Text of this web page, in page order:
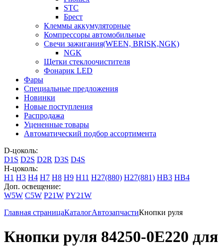
STC
Брест
Клеммы аккумуляторные
Компрессоры автомобильные
Свечи зажигания(WEEN, BRISK,NGK)
NGK
Щетки стеклоочистителя
Фонарик LED
Фары
Специальные предложения
Новинки
Новые поступления
Распродажа
Уцененные товары
Автоматический подбор ассортимента
D-цоколь:
D1S D2S D2R D3S D4S
H-цоколь:
H1 H3 H4 H7 H8 H9 H11 H27(880) H27(881) HB3 HB4
Доп. освещение:
W5W C5W P21W PY21W
Главная страницаКаталогАвтозапчастиКнопки руля
Кнопки руля 84250-0E220 для